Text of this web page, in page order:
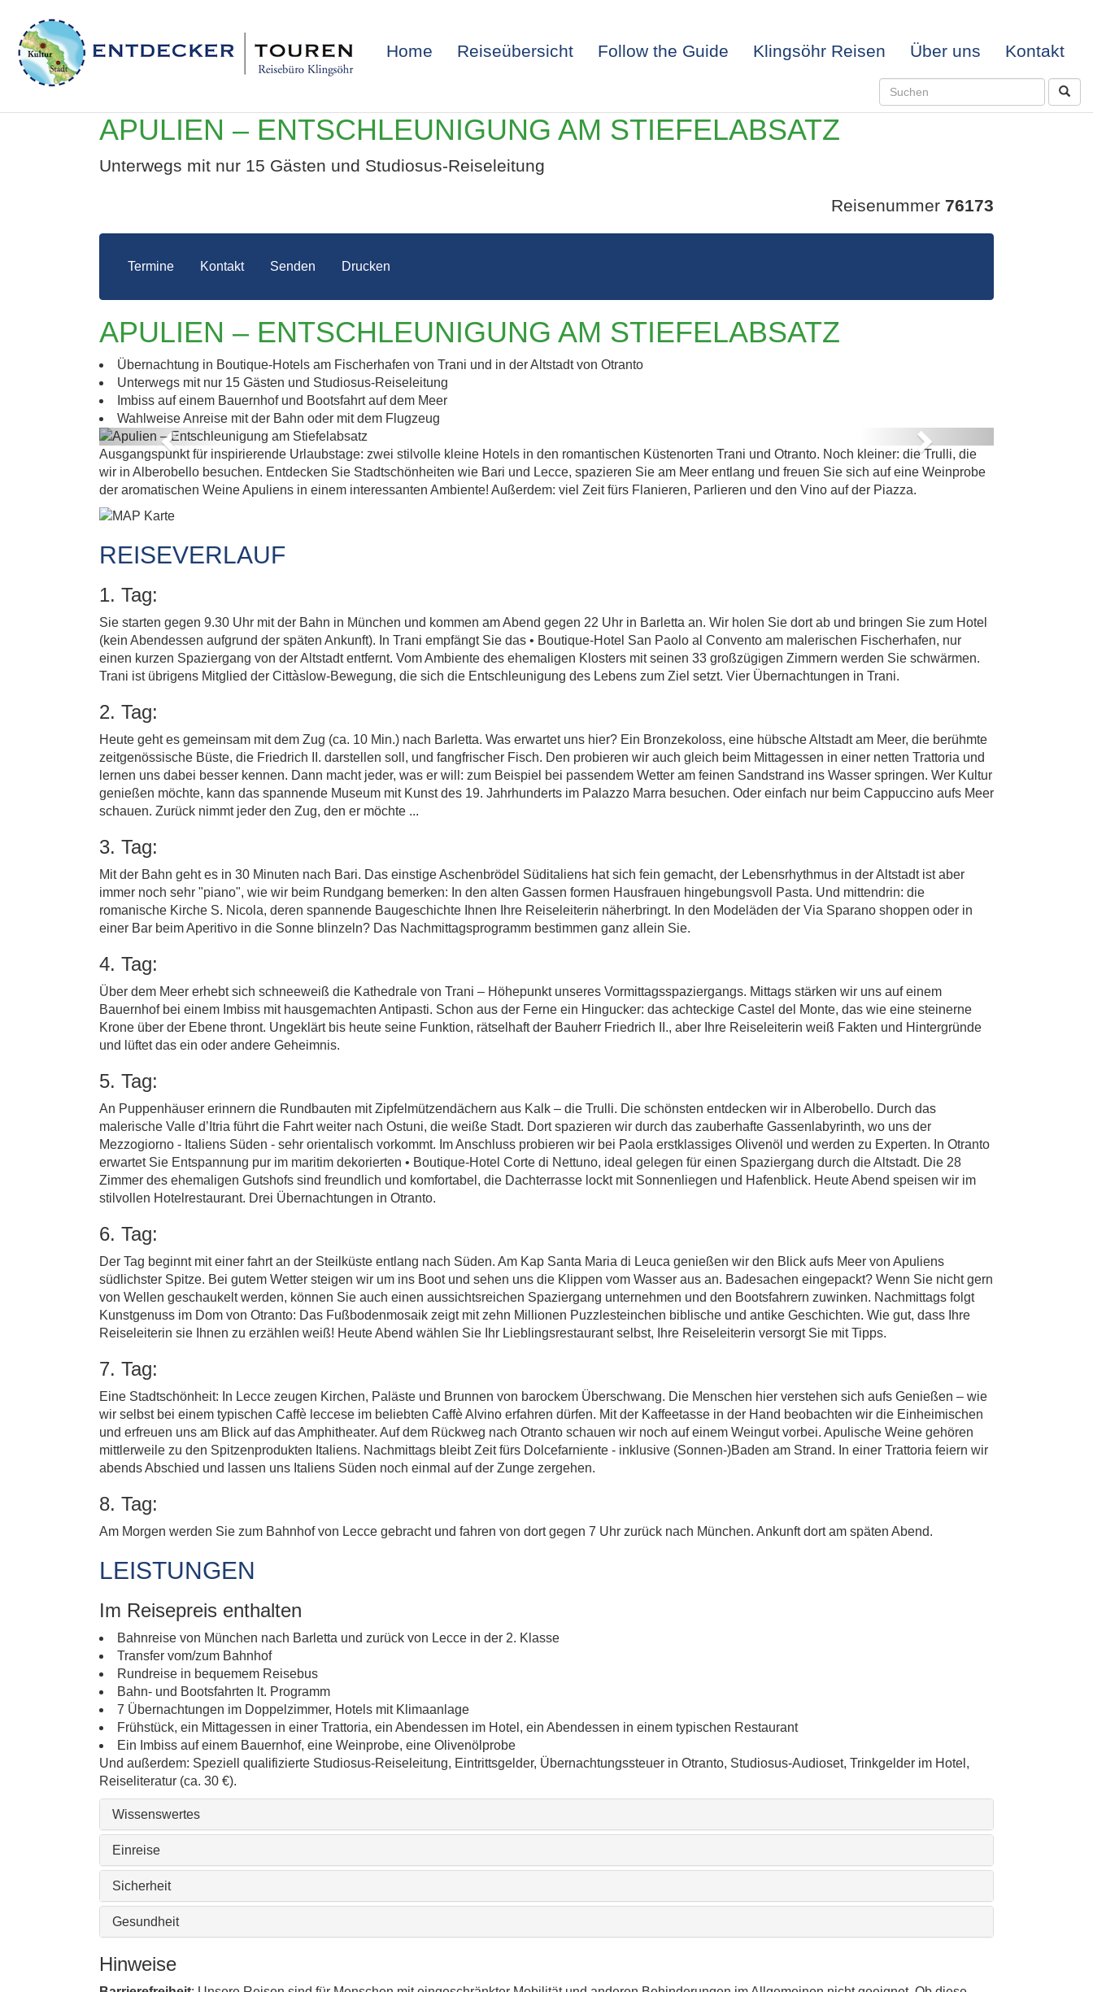
Home Reiseübersicht Follow the Guide Klingsöhr Reisen Über uns Kontakt
APULIEN –
ENTSCHLEUNIGUNG AM
STIEFELABSATZ
APULIEN – ENTSCHLEUNIGUNG AM STIEFELABSATZ
Unterwegs mit nur 15 Gästen und Studiosus-Reiseleitung
Reisenummer 76173
Termine Kontakt Senden Drucken
APULIEN – ENTSCHLEUNIGUNG AM STIEFELABSATZ
Übernachtung in Boutique-Hotels am Fischerhafen von Trani und in der Altstadt von Otranto
Unterwegs mit nur 15 Gästen und Studiosus-Reiseleitung
Imbiss auf einem Bauernhof und Bootsfahrt auf dem Meer
Wahlweise Anreise mit der Bahn oder mit dem Flugzeug
Apulien – Entschleunigung am Stiefelabsatz
Previous Next
Ausgangspunkt für inspirierende Urlaubstage: zwei stilvolle kleine Hotels in den romantischen Küstenorten Trani und Otranto. Noch kleiner: die Trulli, die
wir in Alberobello besuchen. Entdecken Sie Stadtschönheiten wie Bari und Lecce, spazieren Sie am Meer entlang und freuen Sie sich auf eine Weinprobe
der aromatischen Weine Apuliens in einem interessanten Ambiente! Außerdem: viel Zeit fürs Flanieren, Parlieren und den Vino auf der Piazza.
REISEVERLAUF
1. Tag:
Sie starten gegen 9.30 Uhr mit der Bahn in München und kommen am Abend gegen 22 Uhr in Barletta an. Wir holen Sie dort ab und bringen Sie zum Hotel
(kein Abendessen aufgrund der späten Ankunft). In Trani empfängt Sie das • Boutique-Hotel San Paolo al Convento am malerischen Fischerhafen, nur
einen kurzen Spaziergang von der Altstadt entfernt. Vom Ambiente des ehemaligen Klosters mit seinen 33 großzügigen Zimmern werden Sie schwärmen.
Trani ist übrigens Mitglied der Cittàslow-Bewegung, die sich die Entschleunigung des Lebens zum Ziel setzt. Vier Übernachtungen in Trani.
2. Tag:
Heute geht es gemeinsam mit dem Zug (ca. 10 Min.) nach Barletta. Was erwartet uns hier? Ein Bronzekoloss, eine hübsche Altstadt am Meer, die berühmte
zeitgenössische Büste, die Friedrich II. darstellen soll, und fangfrischer Fisch. Den probieren wir auch gleich beim Mittagessen in einer netten Trattoria und
lernen uns dabei besser kennen. Dann macht jeder, was er will: zum Beispiel bei passendem Wetter am feinen Sandstrand ins Wasser springen. Wer Kultur
genießen möchte, kann das spannende Museum mit Kunst des 19. Jahrhunderts im Palazzo Marra besuchen. Oder einfach nur beim Cappuccino aufs Meer
schauen. Zurück nimmt jeder den Zug, den er möchte ...
3. Tag:
Mit der Bahn geht es in 30 Minuten nach Bari. Das einstige Aschenbrödel Süditaliens hat sich fein gemacht, der Lebensrhythmus in der Altstadt ist aber
immer noch sehr "piano", wie wir beim Rundgang bemerken: In den alten Gassen formen Hausfrauen hingebungsvoll Pasta. Und mittendrin: die
romanische Kirche S. Nicola, deren spannende Baugeschichte Ihnen Ihre Reiseleiterin näherbringt. In den Modeläden der Via Sparano shoppen oder in
einer Bar beim Aperitivo in die Sonne blinzeln? Das Nachmittagsprogramm bestimmen ganz allein Sie.
4. Tag:
Über dem Meer erhebt sich schneeweiß die Kathedrale von Trani – Höhepunkt unseres Vormittagsspaziergangs. Mittags stärken wir uns auf einem
Bauernhof bei einem Imbiss mit hausgemachten Antipasti. Schon aus der Ferne ein Hingucker: das achteckige Castel del Monte, das wie eine steinerne
Krone über der Ebene thront. Ungeklärt bis heute seine Funktion, rätselhaft der Bauherr Friedrich II., aber Ihre Reiseleiterin weiß Fakten und Hintergründe
und lüftet das ein oder andere Geheimnis.
5. Tag:
An Puppenhäuser erinnern die Rundbauten mit Zipfelmützendächern aus Kalk – die Trulli. Die schönsten entdecken wir in Alberobello. Durch das
malerische Valle d’Itria führt die Fahrt weiter nach Ostuni, die weiße Stadt. Dort spazieren wir durch das zauberhafte Gassenlabyrinth, wo uns der
Mezzogiorno - Italiens Süden - sehr orientalisch vorkommt. Im Anschluss probieren wir bei Paola erstklassiges Olivenöl und werden zu Experten. In Otranto
erwartet Sie Entspannung pur im maritim dekorierten • Boutique-Hotel Corte di Nettuno, ideal gelegen für einen Spaziergang durch die Altstadt. Die 28
Zimmer des ehemaligen Gutshofs sind freundlich und komfortabel, die Dachterrasse lockt mit Sonnenliegen und Hafenblick. Heute Abend speisen wir im
stilvollen Hotelrestaurant. Drei Übernachtungen in Otranto.
6. Tag:
Der Tag beginnt mit einer fahrt an der Steilküste entlang nach Süden. Am Kap Santa Maria di Leuca genießen wir den Blick aufs Meer von Apuliens
südlichster Spitze. Bei gutem Wetter steigen wir um ins Boot und sehen uns die Klippen vom Wasser aus an. Badesachen eingepackt? Wenn Sie nicht gern
von Wellen geschaukelt werden, können Sie auch einen aussichtsreichen Spaziergang unternehmen und den Bootsfahrern zuwinken. Nachmittags folgt
Kunstgenuss im Dom von Otranto: Das Fußbodenmosaik zeigt mit zehn Millionen Puzzlesteinchen biblische und antike Geschichten. Wie gut, dass Ihre
Reiseleiterin sie Ihnen zu erzählen weiß! Heute Abend wählen Sie Ihr Lieblingsrestaurant selbst, Ihre Reiseleiterin versorgt Sie mit Tipps.
7. Tag:
Eine Stadtschönheit: In Lecce zeugen Kirchen, Paläste und Brunnen von barockem Überschwang. Die Menschen hier verstehen sich aufs Genießen – wie
wir selbst bei einem typischen Caffè leccese im beliebten Caffè Alvino erfahren dürfen. Mit der Kaffeetasse in der Hand beobachten wir die Einheimischen
und erfreuen uns am Blick auf das Amphitheater. Auf dem Rückweg nach Otranto schauen wir noch auf einem Weingut vorbei. Apulische Weine gehören
mittlerweile zu den Spitzenprodukten Italiens. Nachmittags bleibt Zeit fürs Dolcefarniente - inklusive (Sonnen-)Baden am Strand. In einer Trattoria feiern wir
abends Abschied und lassen uns Italiens Süden noch einmal auf der Zunge zergehen.
8. Tag:
Am Morgen werden Sie zum Bahnhof von Lecce gebracht und fahren von dort gegen 7 Uhr zurück nach München. Ankunft dort am späten Abend.
LEISTUNGEN
Im Reisepreis enthalten
Bahnreise von München nach Barletta und zurück von Lecce in der 2. Klasse
Transfer vom/zum Bahnhof
Rundreise in bequemem Reisebus
Bahn- und Bootsfahrten lt. Programm
7 Übernachtungen im Doppelzimmer, Hotels mit Klimaanlage
Frühstück, ein Mittagessen in einer Trattoria, ein Abendessen im Hotel, ein Abendessen in einem typischen Restaurant
Ein Imbiss auf einem Bauernhof, eine Weinprobe, eine Olivenölprobe
Und außerdem: Speziell qualifizierte Studiosus-Reiseleitung, Eintrittsgelder, Übernachtungssteuer in Otranto, Studiosus-Audioset, Trinkgelder im Hotel,
Reiseliteratur (ca. 30 €).
Wissenswertes
Einreise
Sicherheit
Gesundheit
Hinweise